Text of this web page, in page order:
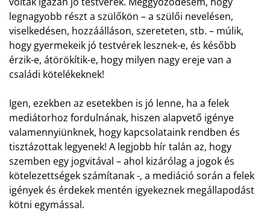
legnagyobb részt a szülőkön – a szülői nevelésen,
viselkedésen, hozzáálláson, szereteten, stb. – múlik,
hogy gyermekeik jó testvérek lesznek-e, és később
érzik-e, átörökítik-e, hogy milyen nagy ereje van a
családi kötelékeknek!
Igen, ezekben az esetekben is jó lenne, ha a felek
mediátorhoz fordulnának, hiszen alapvető igénye
valamennyiünknek, hogy kapcsolataink rendben és
tisztázottak legyenek! A legjobb hír talán az, hogy
szemben egy jogvitával – ahol kizárólag a jogok és
kötelezettségek számítanak -, a mediáció során a felek
igények és érdekek mentén igyekeznek megállapodást
kötni egymással.